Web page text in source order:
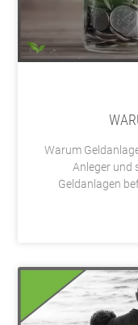
Warum
Anleger und
Geldanlagen